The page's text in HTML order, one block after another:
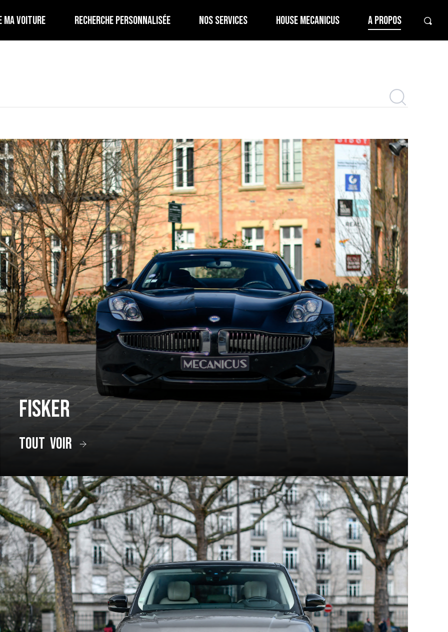
MA VOITURE RECHERCHE PERSONNALISÉE NOS SERVICES HOUSE MECANICUS A PROPOS
Fisker
tout voir
voyage à travers les marques et modèles d'exception
certains, c’est un rêve façonné en acier, en cuir, et en amour. Chez Mecanicus, on adore la voiture, on adore aussi son
On a donc décidé de vous bichonner, et de vous concocter une véritable encyclopédie de la voiture : Autopedia.
qui ont marqué l’histoire et créé des véhicules au destin exceptionnel, chacun empreint d’un charme unique et
souvent légendaire.
d’exception qui ont jalonné son histoire. De la Belle Époque aux supercars contemporaines, ces constructeurs ont
créant des modèles emblématiques qui font rêver les amateurs comme les collectionneurs. Au sein des articles
grandes marques et modèles d'exception, pour un voyage entre innovation, performance et héritage automobile.
En voiture, bouclez vos ceintures, c’est parti !